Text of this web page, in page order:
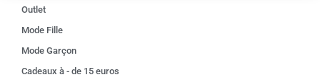
Outlet
Mode Fille
Mode Garçon
Cadeaux à - de 15 euros